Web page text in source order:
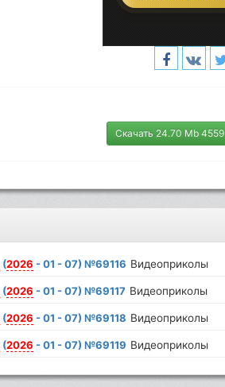
Скачать 24.70 Mb 4559
(2026 - 01 - 07) №69116 Видеоприколы
(2026 - 01 - 07) №69117 Видеоприколы
(2026 - 01 - 07) №69118 Видеоприколы
(2026 - 01 - 07) №69119 Видеоприколы